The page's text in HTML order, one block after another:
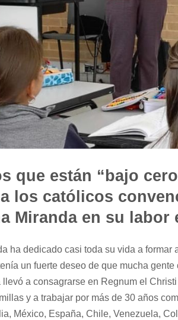
que están “bajo
los católicos
Miranda en su labor
ha dedicado casi toda su vida a formar
un fuerte deseo de que mucha
llevó a consagrarse en Regnum el
y a trabajar por más de 30 años
México, España, Chile, Venezuela,